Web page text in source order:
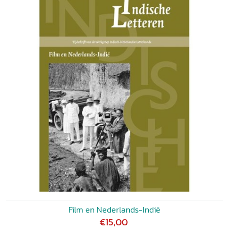
Film en Nederlands-Indië
€15,00